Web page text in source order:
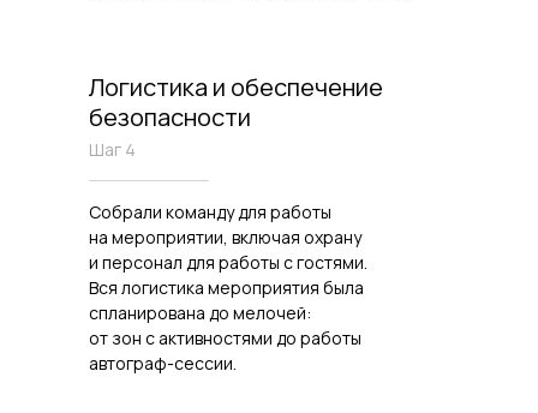
Логистика и обеспечение
безопасности
Шаг 4
Собрали команду для работы
на мероприятии, включая охрану
и персонал для работы с гостями.
Вся логистика мероприятия была
спланирована до мелочей:
от зон с активностями до работы
автограф-сессии.